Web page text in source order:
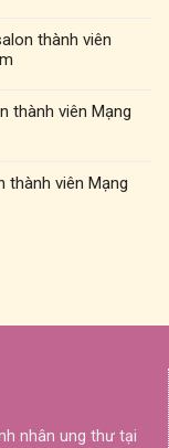
thành viên
thành viên Mạng
thành viên Mạng
nhân ung thư tại